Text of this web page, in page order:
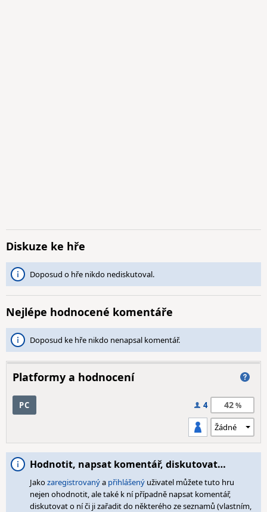
Diskuze ke hře
Doposud o hře nikdo nediskutoval.
Nejlépe hodnocené komentáře
Doposud ke hře nikdo nenapsal komentář.
Platformy a hodnocení
PC 4 42
Hodnotit, napsat komentář, diskutovat…
Jakozaregistrovanýa přihlášený uživatel můžete tuto hru
nejen ohodnotit, ale také k ní případně napsat komentář,
diskutovat o ní či ji zařadit do některého ze seznamů (vlastním,